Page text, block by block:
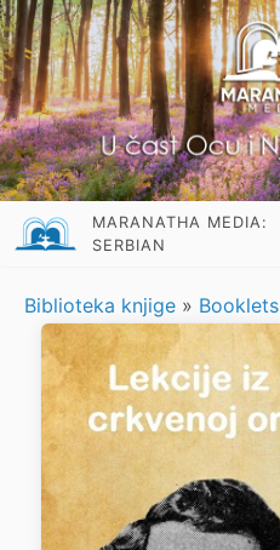
MARANATHA MEDIA:
SERBIAN
Biblioteka knjige » Booklets